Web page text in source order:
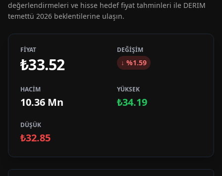
değerlendirmeleri ve hisse hedef fiyat tahminleri ile DERIM
temettü 2026 beklentilerine ulaşın.
FİYAT
₺33.52
DEĞİŞİM
↓ %1.59
HACİM
10.36 Mn
YÜKSEK
₺34.19
DÜŞÜK
₺32.85